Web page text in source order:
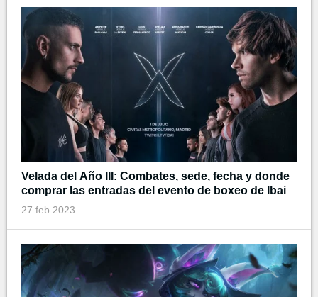
Velada del Año III: Combates, sede, fecha y donde
comprar las entradas del evento de boxeo de Ibai
27 feb 2023